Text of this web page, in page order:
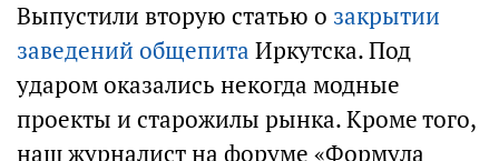
Выпустили вторую статью о закрытии
заведений общепита Иркутска. Под
ударом оказались некогда модные
проекты и старожилы рынка. Кроме того,
наш журналист на форуме «Формула